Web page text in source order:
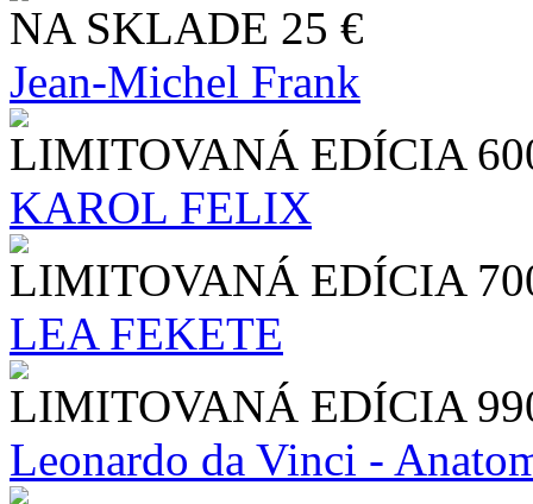
NA SKLADE 25 €
Jean-Michel Frank
LIMITOVANÁ EDÍCIA
KAROL FELIX
LIMITOVANÁ EDÍCIA
LEA FEKETE
LIMITOVANÁ EDÍCIA
Leonardo da Vinci -